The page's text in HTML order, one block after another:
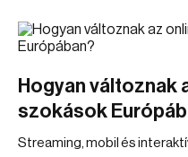
Hogyan változnak
szokások
Streaming, mobil és